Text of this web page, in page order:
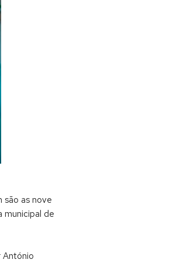
são as nove
municipal de
António